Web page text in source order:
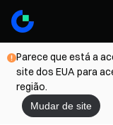
Parece que está a
site dos EUA para
região.
Mudar de site